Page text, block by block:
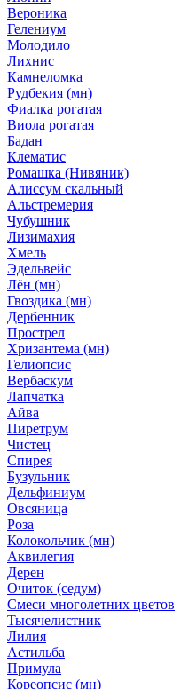
Вероника
Гелениум
Молодило
Лихнис
Камнеломка
Рудбекия (мн)
Фиалка рогатая
Виола рогатая
Бадан
Клематис
Ромашка (Нивяник)
Алиссум скальный
Альстремерия
Чубушник
Лизимахия
Хмель
Эдельвейс
Лён (мн)
Гвоздика (мн)
Дербенник
Прострел
Хризантема (мн)
Гелиопсис
Вербаскум
Лапчатка
Айва
Пиретрум
Чистец
Спирея
Бузульник
Дельфиниум
Овсяница
Роза
Колокольчик (мн)
Аквилегия
Дерен
Очиток (седум)
Смеси многолетних цветов
Тысячелистник
Лилия
Астильба
Примула
Кореопсис (мн)